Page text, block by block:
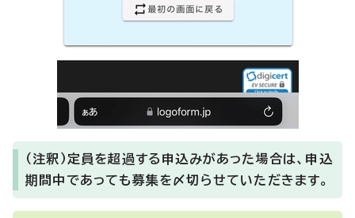
（注釈）定員を超過する申込みがあった場合は、申込
期間中であっても募集を〆切らせていただきます。